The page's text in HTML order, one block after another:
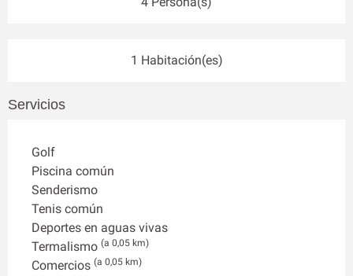
1 Habitación(es)
Servicios
Golf
Piscina común
Senderismo
Tenis común
Deportes en aguas vivas
Termalismo (a 0,05 km)
Comercios (a 0,05 km)